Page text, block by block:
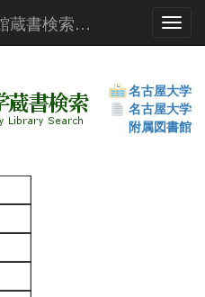
名古屋大学附属図書館蔵書検索（OPAC）
名古屋大学
名古屋大学
附属図書館